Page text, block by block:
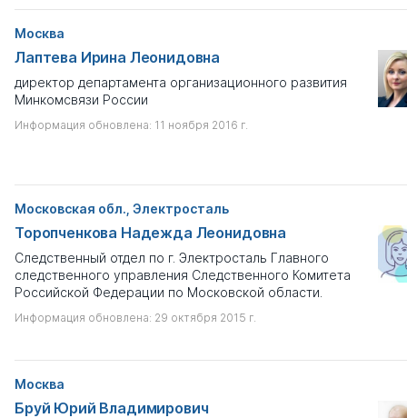
Москва
Лаптева Ирина Леонидовна
директор департамента организационного развития
Минкомсвязи России
Информация обновлена: 11 ноября 2016 г.
Московская обл., Электросталь
Торопченкова Надежда Леонидовна
Следственный отдел по г. Электросталь Главного
следственного управления Следственного Комитета
Российской Федерации по Московской области.
Информация обновлена: 29 октября 2015 г.
Москва
Бруй Юрий Владимирович